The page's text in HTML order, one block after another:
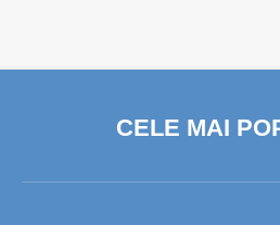
CELE MAI